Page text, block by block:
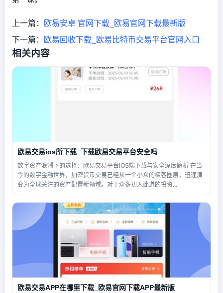
上一篇：
欧易安卓 官网下载_欧易官网下载最新版
下一篇：
欧易回收下载_欧易比特币交易平台官网入口
相关内容
欧易交易ios所下载_下载欧易交易平台安全吗
数字资产浪潮下的选择：欧易交易平台iOS端下载与安全深度解析 在当
今的数字金融世界，加密货币交易已经从一个小众的极客圈层，迅速演
变为全球关注的资产配置新领域。对于众多初入此道的投资...
欧易交易APP在哪里下载_欧易官网下载APP最新版